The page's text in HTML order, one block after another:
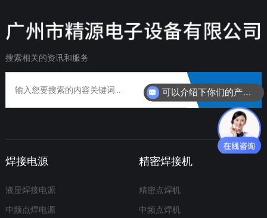
搜索相关的资讯和服务
搜索
焊接电源
液显焊接电源
中频点焊电源
精密焊接机
精密点焊机
中频点焊机
可以介绍下你们的产品么？